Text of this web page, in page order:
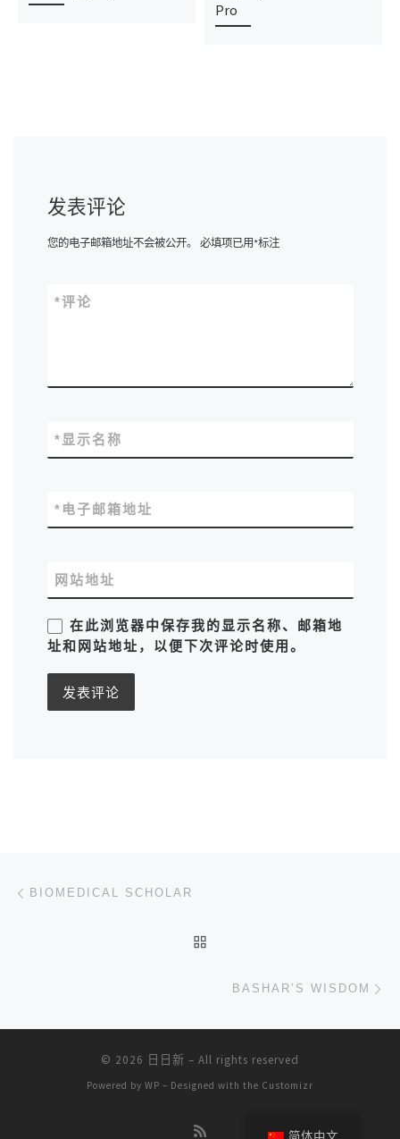
Pro
发表评论
您的电子邮箱地址不会被公开。 必填项已用*标注
评论
*
显示名称
*
电子邮箱地址
*
网站地址
在此浏览器中保存我的显示名称、邮箱地
址和网站地址，以便下次评论时使用。
文章导航
BIOMEDICAL SCHOLAR
BASHAR’S WISDOM
© 2026 日日新 – All rights reserved
Powered by WP – Designed with the Customizr